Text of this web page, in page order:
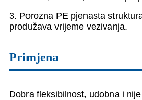
3. Porozna PE pjenasta
produžava vrijeme vezivanja.
Primjena
Dobra fleksibilnost, udobna i